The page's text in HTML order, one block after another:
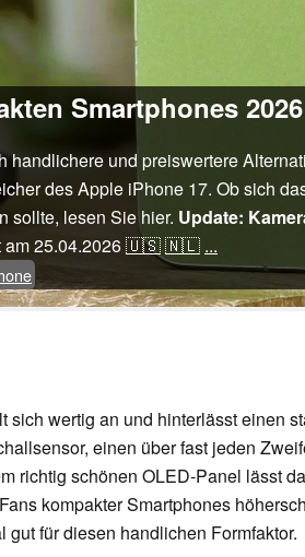
Smartphones
handlichere und preiswertere
des Apple iPhone 17. Ob sich
sollte, lesen Sie hier. Update:
am25.04.2026🇺🇸🇳🇱 ...
sich wertig an und hinterlässt einen
einen über fast jeden
richtig schönen OLED-Panel lässt
kompakter Smartphones
für diesen handlichen Formfaktor.